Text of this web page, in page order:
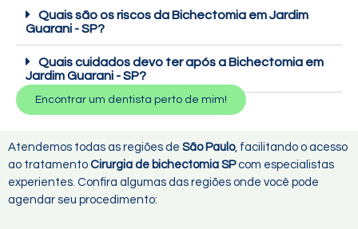
Quais são os riscos da Bichectomia em Jardim
Guarani - SP?
Quais cuidados devo ter após a Bichectomia em
Jardim Guarani - SP?
Encontrar um dentista perto de mim!
Atendemos todas as regiões de São Paulo, facilitando o acesso
ao tratamento Cirurgia de bichectomia SPcom especialistas
experientes. Confira algumas das regiões onde você pode
agendar seu procedimento: